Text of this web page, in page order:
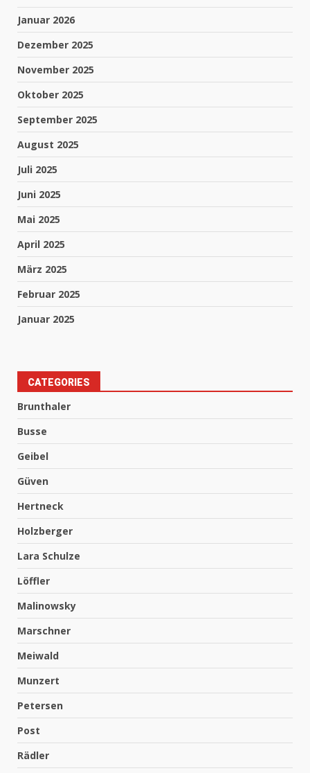
Januar 2026
Dezember 2025
November 2025
Oktober 2025
September 2025
August 2025
Juli 2025
Juni 2025
Mai 2025
April 2025
März 2025
Februar 2025
Januar 2025
CATEGORIES
Brunthaler
Busse
Geibel
Güven
Hertneck
Holzberger
Lara Schulze
Löffler
Malinowsky
Marschner
Meiwald
Munzert
Petersen
Post
Rädler